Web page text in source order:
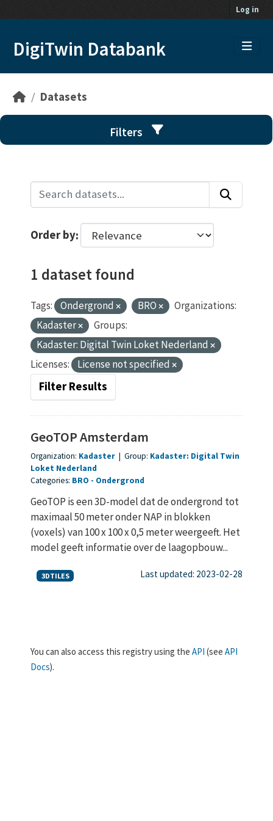
Log in
DigiTwin Databank
Datasets
Filters
Order by
1 dataset found
Tags: Ondergrond BRO
Organizations:
Kadaster
Groups:
Kadaster: Digital Twin Loket Nederland
Licenses:
License not specified
Filter Results
GeoTOP Amsterdam
Organization: Kadaster | Group: Kadaster: Digital Twin
Loket Nederland
Categories: BRO Ondergrond
GeoTOP is een 3D-model dat de ondergrond tot
maximaal 50 meter onder NAP in blokken
(voxels) van 100 x 100 x 0,5 meter weergeeft. Het
model geeft informatie over de laagopbouw...
3DTILES Last updated: 2023-02-28
You can also access this registry using the API (see API
Docs).